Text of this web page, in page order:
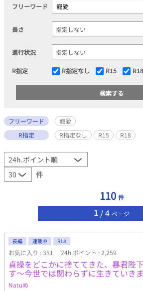
フリーワード
長さ
進行状況
R指定 R指定なし R15 R18
フリーワード
寵愛
R指定
R指定なし R15 R18
件
110 件
1 / 4 ページ
長編 連載中 R18
お気に入り : 351 24h.ポイント : 2,259
貞操をどこかに捨ててきた、暴君陛
す〜今世では関わらずに生きていき
Natuめ